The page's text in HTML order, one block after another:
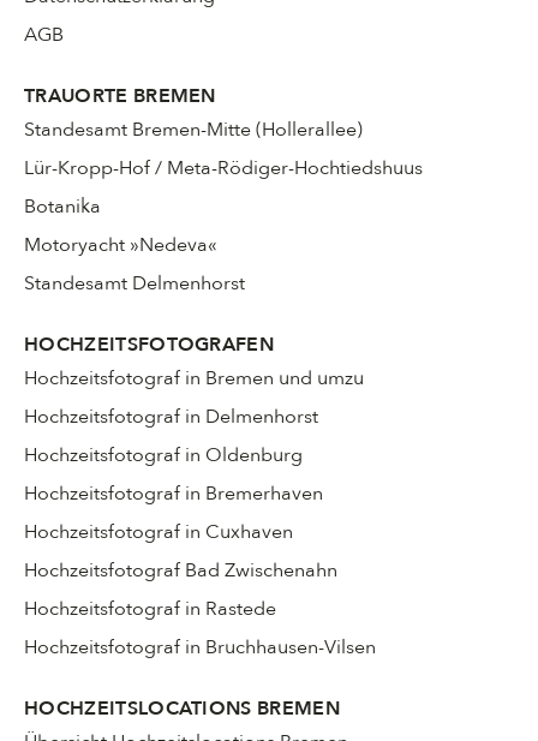
AGB
TRAUORTE BREMEN
Standesamt Bremen-Mitte (Hollerallee)
Lür-Kropp-Hof / Meta-Rödiger-Hochtiedshuus
Botanika
Motoryacht »Nedeva«
Standesamt Delmenhorst
HOCHZEITSFOTOGRAFEN
Hochzeitsfotograf in Bremen und umzu
Hochzeitsfotograf in Delmenhorst
Hochzeitsfotograf in Oldenburg
Hochzeitsfotograf in Bremerhaven
Hochzeitsfotograf in Cuxhaven
Hochzeitsfotograf Bad Zwischenahn
Hochzeitsfotograf in Rastede
Hochzeitsfotograf in Bruchhausen-Vilsen
HOCHZEITSLOCATIONS BREMEN